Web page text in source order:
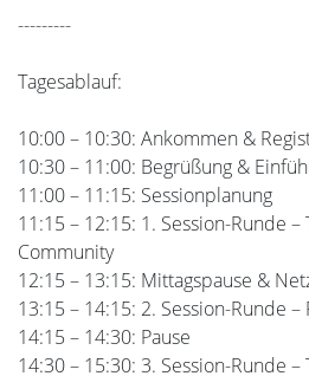
---------
Tagesablauf:
10:00 – 10:30: Ankommen &
10:30 – 11:00: Begrüßung &
11:00 – 11:15: Sessionplanung
11:15 – 12:15: 1. Session-Runde
Community
12:15 – 13:15: Mittagspause &
13:15 – 14:15: 2. Session-Runde
14:15 – 14:30: Pause
14:30 – 15:30: 3. Session-Runde